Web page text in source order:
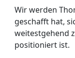
Wir werden
geschafft hat,
weitestgehend
positioniert ist.